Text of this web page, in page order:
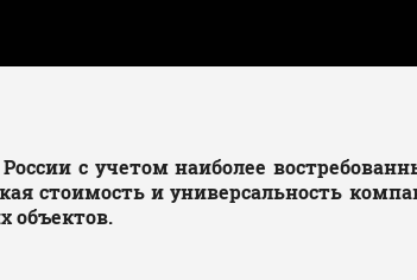
с учетом наиболее
стоимость и универсальность
объектов.